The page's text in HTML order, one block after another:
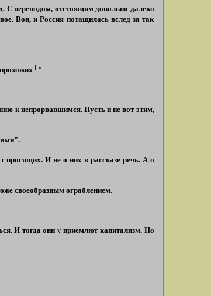
С переводом, отстоящим довольно далеко
Вон, и Россия потащилась вслед за так
к непрорвавшимся. Пусть и не вот этим,
.
просящих. И не о них в рассказе речь. А о
своеобразным ограблением.
И тогда они √ приемлют капитализм. Но